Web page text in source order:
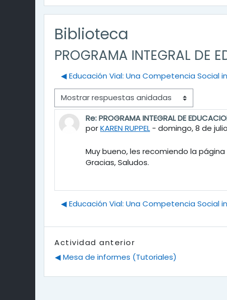
Biblioteca
PROGRAMA INTEGRAL
◀︎ Educación Vial: Una Competencia Social
Modo de visualización
Re: PROGRAMA INTEGRAL DE
porKAREN RUPPEL - domingo, 8 de julio
Número de respuestas: 0
Muy bueno, les recomiendo la
Gracias, Saludos.
◀︎ Educación Vial: Una Competencia Social
Actividad anterior
◀︎ Mesa de informes (Tutoriales)